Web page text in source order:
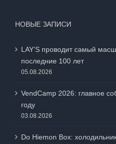
НОВЫЕ ЗАПИСИ
LAY’S проводит самый
последние 100 лет
05.08.2026
VendCamp 2026: главное
году
03.08.2026
Do Hiemon Box: